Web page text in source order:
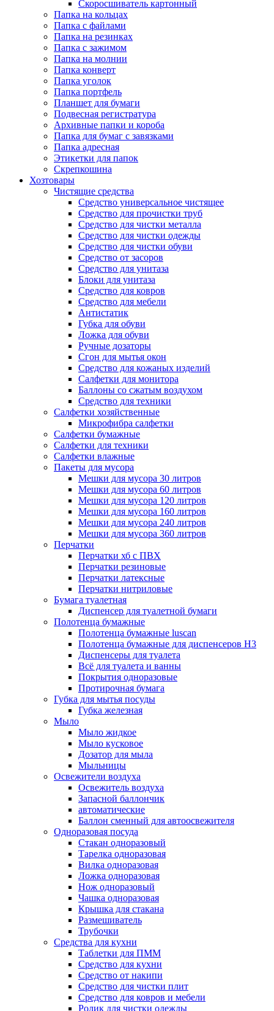
Скоросшиватель картонный
Папка на кольцах
Папка с файлами
Папка на резинках
Папка с зажимом
Папка на молнии
Папка конверт
Папка уголок
Папка портфель
Планшет для бумаги
Подвесная регистратура
Архивные папки и короба
Папка для бумаг с завязками
Папка адресная
Этикетки для папок
Скрепкошина
Хозтовары
Чистящие средства
Средство универсальное чистящее
Средство для прочистки труб
Средство для чистки металла
Средство для чистки одежды
Средство для чистки обуви
Средство от засоров
Средство для унитаза
Блоки для унитаза
Средство для ковров
Средство для мебели
Антистатик
Губка для обуви
Ложка для обуви
Ручные дозаторы
Сгон для мытья окон
Средство для кожаных изделий
Салфетки для монитора
Баллоны со сжатым воздухом
Средство для техники
Салфетки хозяйственные
Микрофибра салфетки
Салфетки бумажные
Салфетки для техники
Салфетки влажные
Пакеты для мусора
Мешки для мусора 30 литров
Мешки для мусора 60 литров
Мешки для мусора 120 литров
Мешки для мусора 160 литров
Мешки для мусора 240 литров
Мешки для мусора 360 литров
Перчатки
Перчатки хб с ПВХ
Перчатки резиновые
Перчатки латексные
Перчатки нитриловые
Бумага туалетная
Диспенсер для туалетной бумаги
Полотенца бумажные
Полотенца бумажные luscan
Полотенца бумажные для диспенсеров H3
Диспенсеры для туалета
Всё для туалета и ванны
Покрытия одноразовые
Протирочная бумага
Губка для мытья посуды
Губка железная
Мыло
Мыло жидкое
Мыло кусковое
Дозатор для мыла
Мыльницы
Освежители воздуха
Освежитель воздуха
Запасной баллончик
автоматические
Баллон сменный для автоосвежителя
Одноразовая посуда
Стакан одноразовый
Тарелка одноразовая
Вилка одноразовая
Ложка одноразовая
Нож одноразовый
Чашка одноразовая
Крышка для стакана
Размешиватель
Трубочки
Средства для кухни
Таблетки для ПММ
Средство для кухни
Средство от накипи
Средство для чистки плит
Средство для ковров и мебели
Ролик для чистки одежды